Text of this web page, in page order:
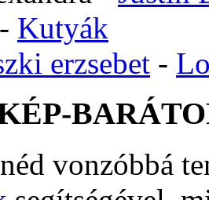
- Kutyák
erzsebet -
vonzóbbá